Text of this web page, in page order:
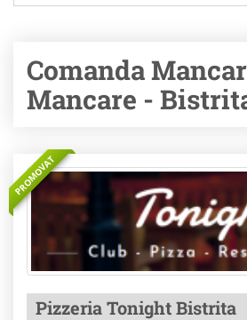
Comanda
Mancare -
PROMOVAT
Pizzeria Tonight Bistrita